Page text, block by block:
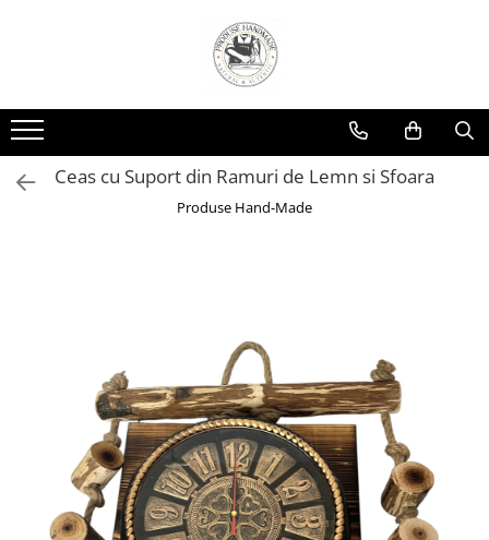
Ceas cu Suport din Ramuri de Lemn si Sfoara
Produse Hand-Made